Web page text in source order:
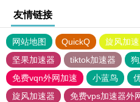
友情链接
网站地图 QuickQ 旋风加
坚果加速器
tiktok加速器
免费vqn外网加速
小蓝鸟
旋风加速器
免费vps加速器外